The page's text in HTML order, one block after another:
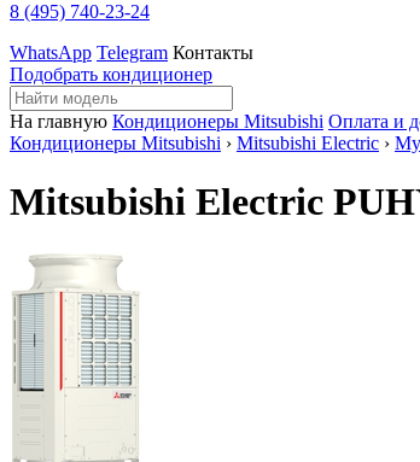
8 (495) 740-23-24
WhatsApp Telegram Контакты
Подобрать кондиционер
На главную Кондиционеры Mitsubishi Оплата и
Кондиционеры Mitsubishi › Mitsubishi Electric ›
Mitsubishi Electric